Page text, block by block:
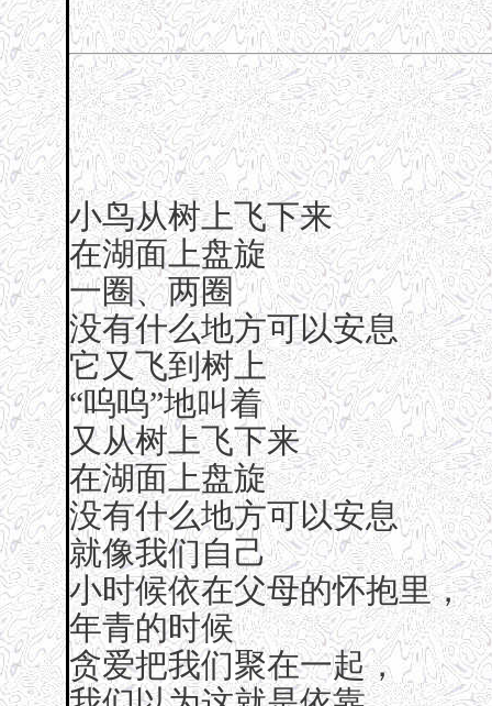
小鸟从树上飞下来
在湖面上盘旋
一圈、两圈
没有什么地方可以安息
它又飞到树上
“呜呜”地叫着
又从树上飞下来
在湖面上盘旋
没有什么地方可以安息
就像我们自己
小时候依在父母的怀抱里，
年青的时候
贪爱把我们聚在一起，